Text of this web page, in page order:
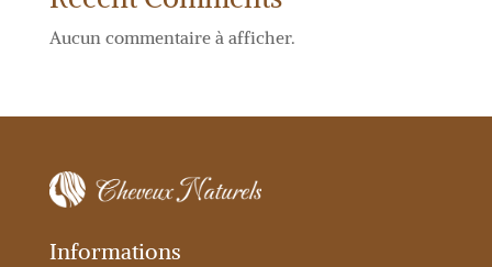
Aucun commentaire à afficher.
Informations